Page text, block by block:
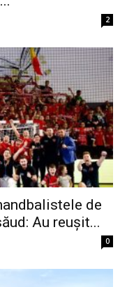
2
de
Au reușit...
0